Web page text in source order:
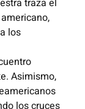
los
Asimismo,
los cruces